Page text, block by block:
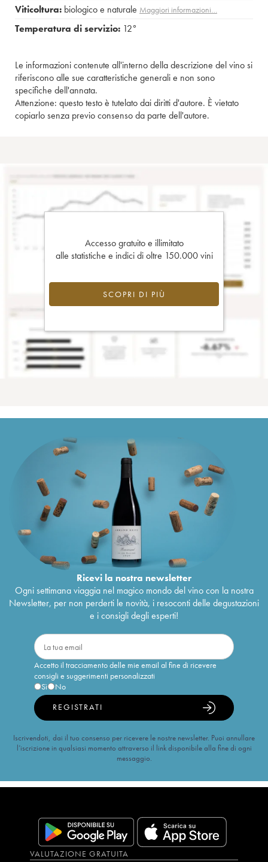
Viticoltura: biologico e naturale Maggiori informazioni…
Temperatura di servizio: 12°
Le informazioni contenute all'interno della descrizione del vino si
riferiscono alle sue caratteristiche generali e non sono
specifiche dell'annata.
Attenzione: questo testo è tutelato dai diritti d'autore. È vietato
copiarlo senza previo consenso da parte dell'autore.
Accesso gratuito e illimitato
alle statistiche e indici di oltre 150.000 vini
SCOPRI DI PIÙ
Ricevi la nostra newsletter
Ogni settimana viaggia nel magico mondo del vino con la nostra
Newsletter, per non perderti le novità, i resoconti delle degustazioni
e i consigli degli esperti!
Accetto il tracciamento delle mie email al fine di ricevere
consigli e suggerimenti personalizzati
Sì
No
REGISTRATI
Iscrivendoti, dai il tuo consenso per ricevere le nostre newsletter. Puoi annullare
l’iscrizione in qualsiasi momento attraverso il link disponibile alla fine di ogni
messaggio.
VALUTAZIONE GRATUITA